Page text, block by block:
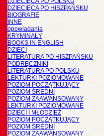
DZIECIĘCA PO HISZPAŃSKU
BIOGRAFIE
INNE
opowiadania
KRYMINAŁY
BOOKS IN ENGLISH
DZIECI
LITERATURA PO HISZPAŃSKU
PODRĘCZNIKI
LITERATURA PO POLSKU
LEKTURKI POZIOMOWANE
POZIOM POCZĄTKUJĄCY
POZIOM ŚREDNI
POZIOM ZAAWANSOWANY
LEKTURKI POZIOMOWANE
DZIECI I MŁODZIEŻ
POZIOM POCZĄTKUJĄCY
POZIOM ŚREDNI
POZIOM ZAAWANSOWANY